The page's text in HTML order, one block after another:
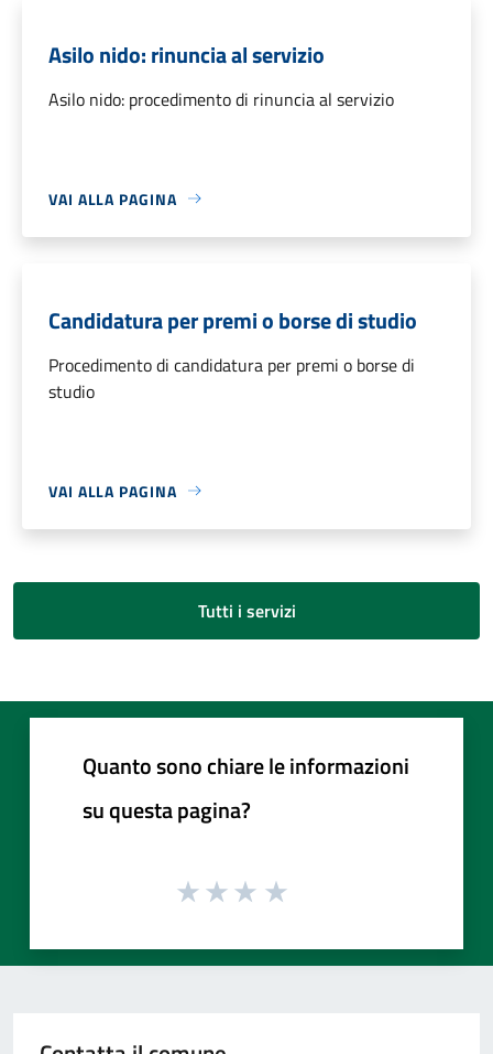
Asilo nido: rinuncia al servizio
Asilo nido: procedimento di rinuncia al servizio
VAI ALLA PAGINA
Candidatura per premi o borse di studio
Procedimento di candidatura per premi o borse di
studio
VAI ALLA PAGINA
Tutti i servizi
Quanto sono chiare le informazioni
su questa pagina?